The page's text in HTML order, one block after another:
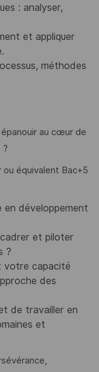
: analyser,
et appliquer
méthodes
épanouir au cœur de
?
ou équivalent Bac+5
en développement
et piloter
?
votre capacité
des
de travailler en
et